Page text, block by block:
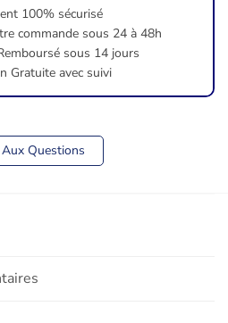
100% sécurisé
commande sous 24 à 48h
sous 14 jours
Gratuite avec suivi
Questions